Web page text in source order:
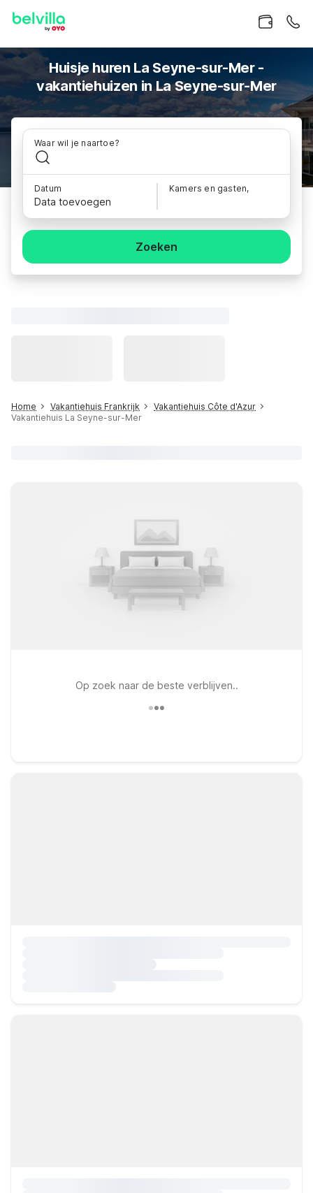
Huisje huren La Seyne-sur-Mer -
vakantiehuizen in La Seyne-sur-Mer
Waar wil je naartoe?
Datum
Data toevoegen
Kamers en gasten,
Zoeken
Home Vakantiehuis Frankrijk
Vakantiehuis Côte d'Azur
Vakantiehuis La Seyne-sur-Mer
Op zoek naar de beste verblijven..